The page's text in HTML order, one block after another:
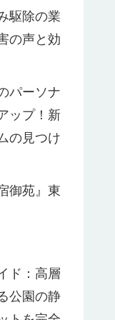
駆除の業
の声と効
パーソナ
ップ！新
の見つけ
御苑』東
ド：高層
公園の静